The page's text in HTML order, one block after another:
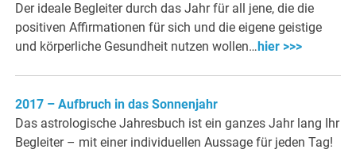
Der ideale Begleiter durch das Jahr für all jene, die die
positiven Affirmationen für sich und die eigene geistige
und körperliche Gesundheit nutzen wollen… hier >>>
2017 – Aufbruch in das Sonnenjahr
Das astrologische Jahresbuch ist ein ganzes Jahr lang Ihr
Begleiter – mit einer individuellen Aussage für jeden Tag!